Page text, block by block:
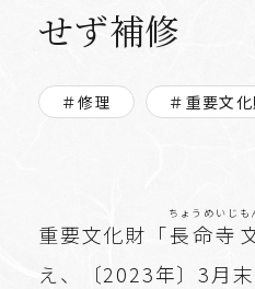
せず補修
＃修理 ＃重要文化
重要文化財「長命寺
ちょうめいじ も
え、〔2023年〕3月